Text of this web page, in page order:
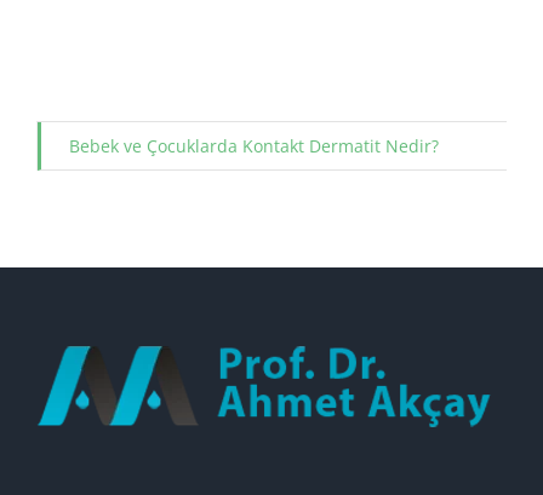
Bebek ve Çocuklarda Kontakt Dermatit Nedir?